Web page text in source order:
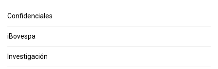
Confidenciales
iBovespa
Investigación